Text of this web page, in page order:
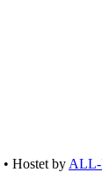
• Hostet by